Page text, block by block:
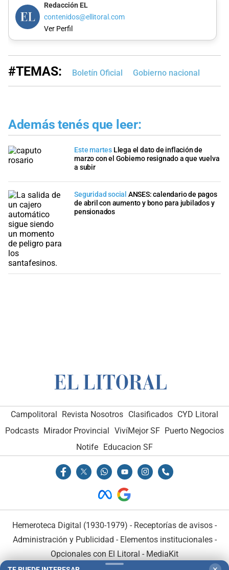
Redacción EL
contenidos@ellitoral.com
Ver Perfil
#TEMAS: Boletín Oficial Gobierno nacional
Además tenés que leer:
Este martes Llega el dato de inflación de
marzo con el Gobierno resignado a que vuelva
a subir
Seguridad social ANSES: calendario de pagos
de abril con aumento y bono para jubilados y
pensionados
Campolitoral Revista Nosotros Clasificados CYD Litoral
Podcasts Mirador Provincial VivíMejor SF Puerto Negocios
Notife Educacion SF
Hemeroteca Digital (1930-1979) - Receptorías de avisos -
Administración y Publicidad - Elementos institucionales-
Opcionales con El Litoral - MediaKit